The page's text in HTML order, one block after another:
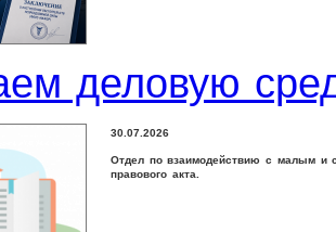
деловую
30.07.2026
Отдел по взаимодействию с малым и
правового акта.